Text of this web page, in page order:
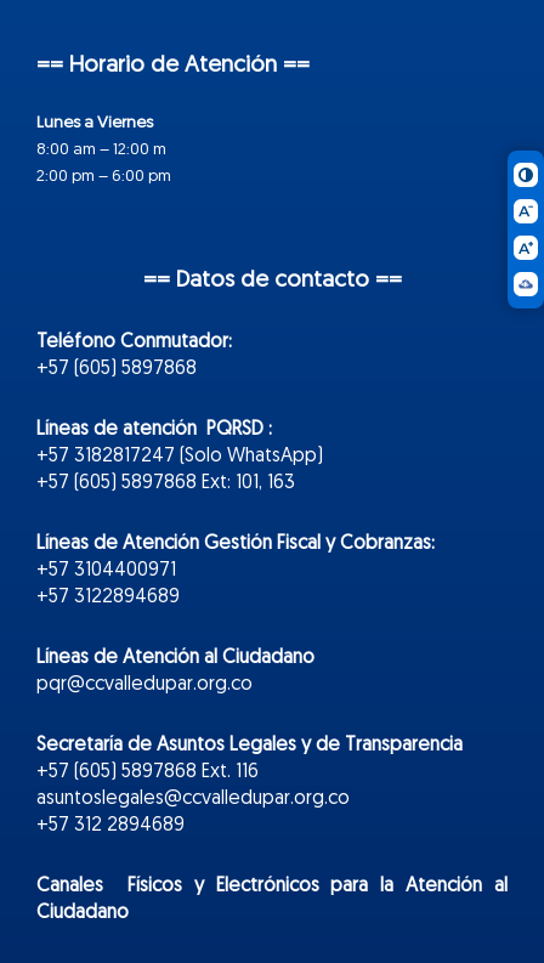
== Horario de Atención ==
Lunes a Viernes
8:00 am – 12:00 m
2:00 pm – 6:00 pm
== Datos de contacto ==
Teléfono Conmutador:
+57 (605) 5897868
Líneas de atención PQRSD :
+57 3182817247 (Solo WhatsApp)
+57 (605) 5897868 Ext: 101, 163
Líneas de Atención Gestión Fiscal y Cobranzas:
+57 3104400971
+57 3122894689
Líneas de Atención al Ciudadano
pqr@ccvalledupar.org.co
Secretaría de Asuntos Legales y de Transparencia
+57 (605) 5897868 Ext. 116
asuntoslegales@ccvalledupar.org.co
+57 312 2894689
Canales Físicos yElectrónicospara la Atención al
Ciudadano